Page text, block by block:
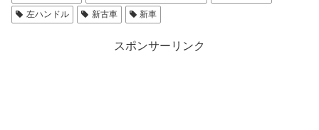
左ハンドル
新古車 新車
スポンサーリンク